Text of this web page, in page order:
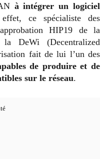
à intégrer un logiciel
ce spécialiste des
HIP19 de la
DeWi (Decentralized
fait de lui l’un des
de produire et de
sur le réseau.